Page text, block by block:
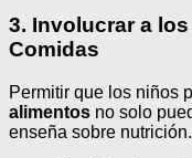
3. Involucrar a
Comidas
Permitir que los niños
alimentos no solo
enseña sobre